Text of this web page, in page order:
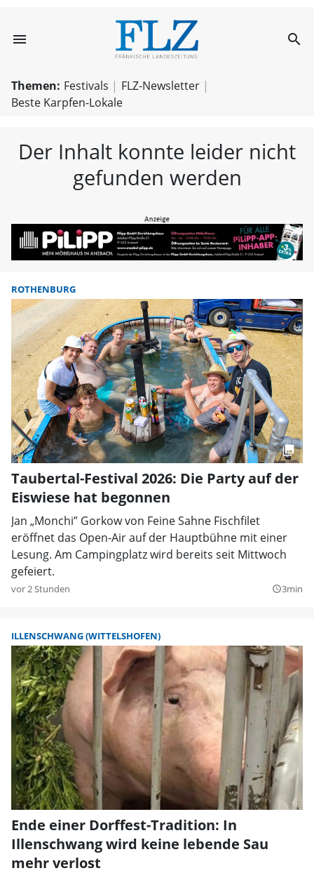
menu FLZ – search
Themen: Festivals
FLZ-Newsletter
Beste Karpfen-Lokale
Der Inhalt konnte leider nicht
gefunden werden
ROTHENBURG
Taubertal-Festival 2026: Die Party auf der
Eiswiese hat begonnen
Jan „Monchi” Gorkow von Feine Sahne Fischfilet
eröffnet das Open-Air auf der Hauptbühne mit einer
Lesung. Am Campingplatz wird bereits seit Mittwoch
gefeiert.
vor 2 Stunden query_builder3min
ILLENSCHWANG (WITTELSHOFEN)
Ende einer Dorffest-Tradition: In
Illenschwang wird keine lebende Sau
mehr verlost